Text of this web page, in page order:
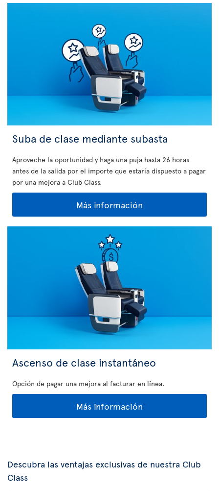
Suba de clase mediante subasta
Aproveche la oportunidad y haga una puja hasta 26 horas
antes de la salida por el importe que estaría dispuesto a pagar
por una mejora a Club Class.
Más información
Ascenso de clase instantáneo
Opción de pagar una mejora al facturar en línea.
Más información
Descubra las ventajas exclusivas de nuestra Club
Class